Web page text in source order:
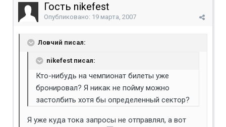
Гость nikefest
Опубликовано: 19 марта, 2007
Ловчий писал:
nikefest писал:
Кто-нибудь на чемпионат билеты уже
бронировал? Я никак не пойму можно
застолбить хотя бы определенный сектор?
Я уже куда тока запросы не отправлял, а вот